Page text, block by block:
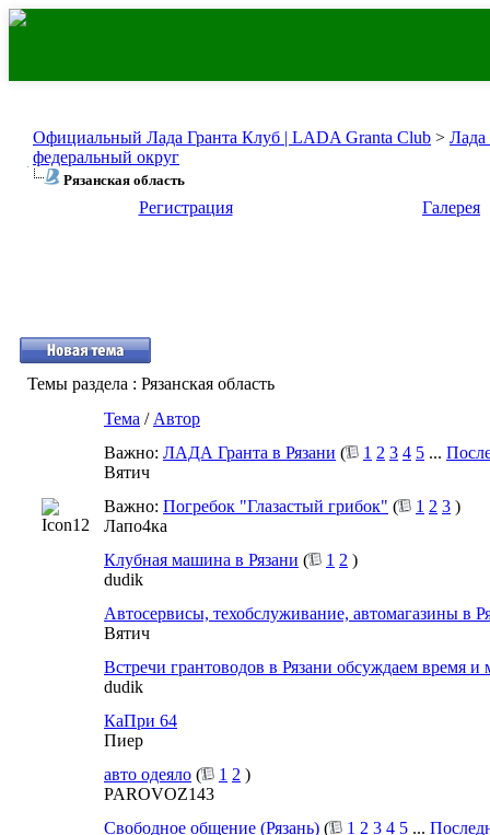
Официальный Лада Гранта Клуб | LADA Granta Club > Лада
федеральный округ
Рязанская область
Регистрация Галерея
Темы раздела : Рязанская область
Тема / Автор
Важно: ЛАДА Гранта в Рязани ( 1 2 3 4 5 ...
Вятич
Важно: Погребок "Глазастый грибок" ( 1 2 3 )
Лапо4ка
Клубная машина в Рязани ( 1 2 )
dudik
Автосервисы, техобслуживание, автомагазины в
Вятич
Встречи грантоводов в Рязани обсуждаем время и
dudik
КаПри 64
Пиер
авто одеяло ( 1 2 )
PAROVOZ143
Свободное общение (Рязань) ( 1 2 3 4 5 ...